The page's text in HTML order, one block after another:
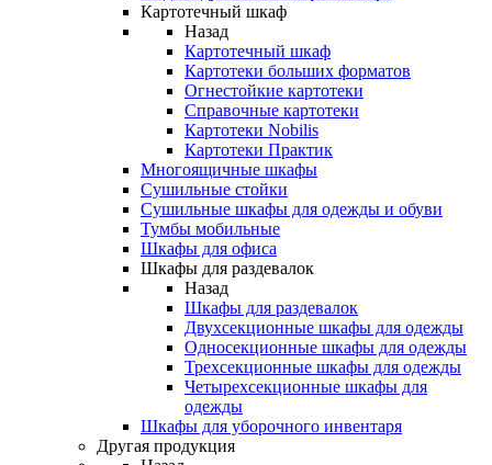
Картотечный шкаф
Назад
Картотечный шкаф
Картотеки больших форматов
Огнестойкие картотеки
Справочные картотеки
Картотеки Nobilis
Картотеки Практик
Многоящичные шкафы
Сушильные стойки
Сушильные шкафы для одежды и обуви
Тумбы мобильные
Шкафы для офиса
Шкафы для раздевалок
Назад
Шкафы для раздевалок
Двухсекционные шкафы для одежды
Односекционные шкафы для одежды
Трехсекционные шкафы для одежды
Четырехсекционные шкафы для
одежды
Шкафы для уборочного инвентаря
Другая продукция